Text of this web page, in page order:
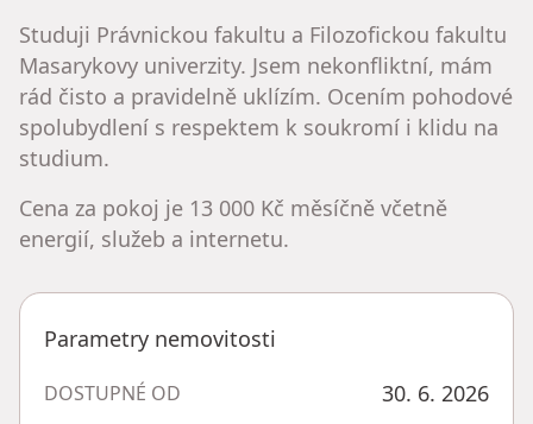
Studuji Právnickou fakultu a Filozofickou fakultu
Masarykovy univerzity. Jsem nekonfliktní, mám
rád čisto a pravidelně uklízím. Ocením pohodové
spolubydlení s respektem k soukromí i klidu na
studium.
Cena za pokoj je 13 000 Kč měsíčně včetně
energií, služeb a internetu.
Parametry nemovitosti
DOSTUPNÉ OD 30. 6. 2026